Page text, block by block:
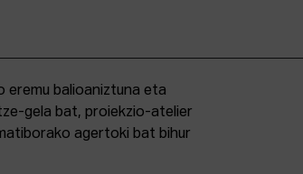
eremu balioaniztuna eta
gela bat, proiekzio-atelier
agertoki bat bihur